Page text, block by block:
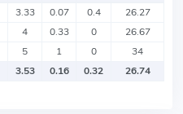
3.33 0.07 0.4
26.27
4 0.33 0
26.67
5 1 0
34
3.53 0.16 0.32 26.74